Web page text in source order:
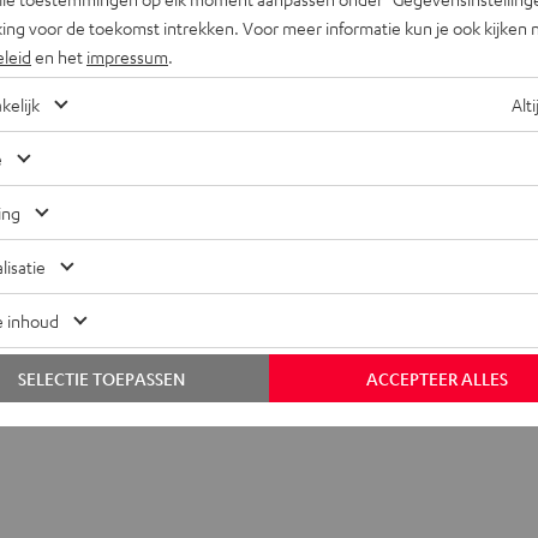
voor grote ruimtes
prijs
MARANTZ
Zwart
MARANTZ
Silver-
MARANTZ M-CR612
Top-of-the-line stereo netwerk
€ 799,00
voor de toekomst intrekken. Voor meer informatie kun je ook kijken
en het impressum
inhoud
ACCEPTEER ALLES
SELECTIE TOEPASSEN